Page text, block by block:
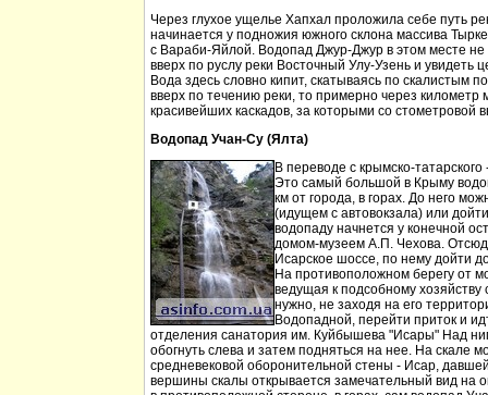
Через глухое ущелье Хапхал проложила себе путь
начинается у подножия южного склона массива
с Вараби-Яйлой. Водопад Джур-Джур в этом месте
вверх по руслу реки Восточный Улу-Узень и увидеть
Вода здесь словно кипит, скатываясь по скалистым
вверх по течению реки, то примерно через километр
красивейших каскадов, за которыми со стометровой
Водопад Учан-Су (Ялта)
В переводе с крымско-
Это самый большой в Крыму
км от города, в горах. До него
(идущем с автовокзала) или
водопаду начнется у конечной
домом-музеем А.П. Чехова.
Исарское шоссе, по нему дойти
На противоположном берегу от
ведущая к подсобному
нужно, не заходя на его
Водопадной, перейти приток и
отделения санатория им. Куйбышева "Исары" Над
обогнуть слева и затем подняться на нее. На скале
средневековой оборонительной стены - Исар,
вершины скалы открывается замечательный вид на